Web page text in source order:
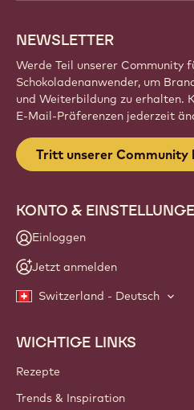
NEWSLETTER
Werde Teil unserer Community
Schokoladenanwender, um
und Weiterbildung zu erhalten.
E-Mail-Präferenzen jederzeit
Tritt unserer Community
KONTO &
Einloggen
Jetzt anmelden
Switzerland - Deutsch
Footer
Callebaut
WICHTIGE LINKS
Rezepte
Trends & Inspiration